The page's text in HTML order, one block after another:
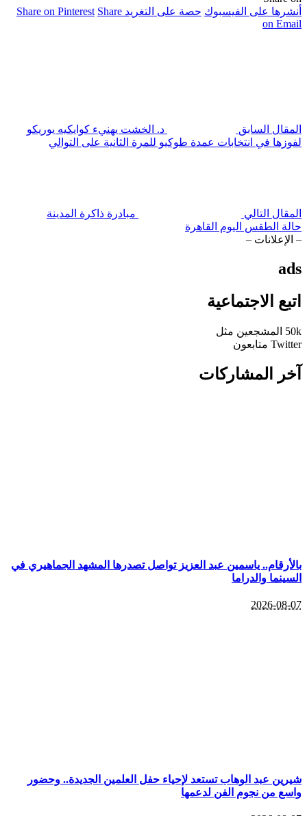
أنشرها على الفيسبوك حصة على التغريد Share on Pinterest Share
on Email
المقال السابق
د. الخشت يهنيء كوايكيه يوريكو
لفوزها في انتخابات عمدة طوكيو للمرة الثانية على التوالي
المقال التالي
مبادرة ذاكرة المدينة
حالة الطقس اليوم القاهرة
– الإعلانات –
ads
اتبع الاجتماعية
50k المشجعين مثل
Twitter متابعون
آخر المشاركات
بالأرقام.. ياسمين عبد العزيز تواصل تصدرها المشهد الجماهيري في
السينما والدراما
2026-08-07
شيرين عبد الوهاب تستعد لإحياء حفل العلمين الجديدة.. وحضور
واسع من نجوم الفن لدعمها